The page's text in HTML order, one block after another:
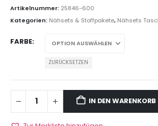
Artikelnummer: 25846-600
Kategorien: Nähsets & Stoffpakete, Nähsets
FARBE
ZURÜCKSETZEN
IN DEN WARENKORB